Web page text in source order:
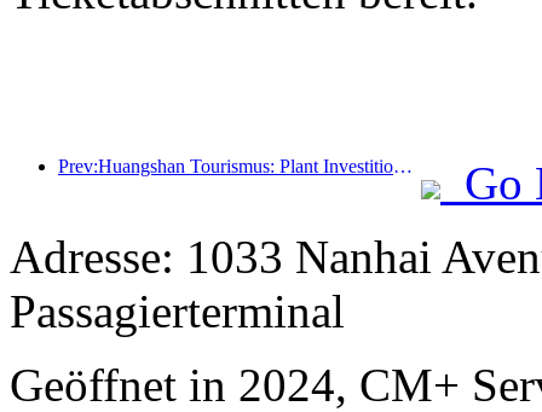
Prev:Huangshan Tourismus: Plant Investitionen in Höhe von 530 Millionen Yuan für Hotelrenovierungen
Go
Adresse: 1033 Nanhai
Passagierterminal
Geöffnet in 2024, CM+